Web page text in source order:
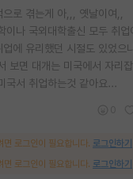
로 겪는게 아,,, 옛날이여,,
이나 국외대학출신 모두 취업
에 유리했던 시절도 있었으
보면 대개는 미국에서 자리
서 취업하는것 같아요...
면 로그인이 필요합니다. 로그인하기
면 로그인이 필요합니다. 로그인하기